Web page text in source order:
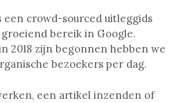
een crowd-sourced uitleggids
bereik in Google.
2018 zijn begonnen hebben we
bezoekers per dag.
een artikel inzenden of